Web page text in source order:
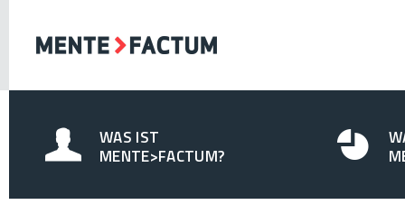
WAS IST
MENTE>FACTUM?